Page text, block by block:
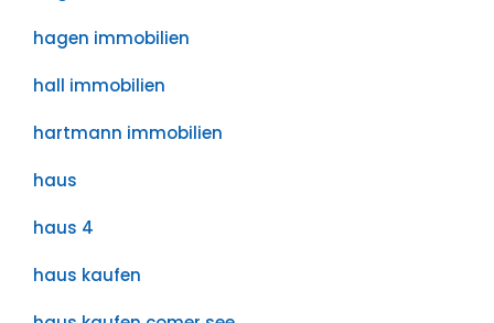
hagen immobilien
hall immobilien
hartmann immobilien
haus
haus 4
haus kaufen